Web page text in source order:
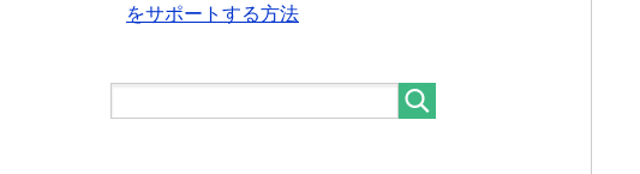
をサポートする方法